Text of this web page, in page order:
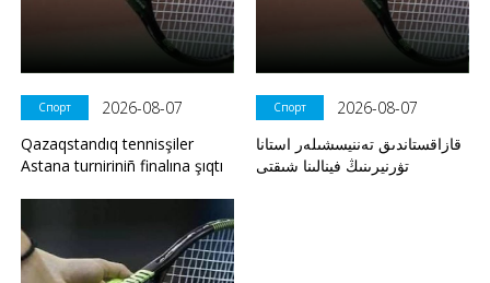
Спорт
2026-08-07
Qazaqstandıq tennisşiler
Astana turniriniñ finalına şıqtı
Спорт
2026-08-07
قازاقستاندىق تەننيسشىلەر استانا
تۋرنيرىنىڭ فينالىنا شىقتى